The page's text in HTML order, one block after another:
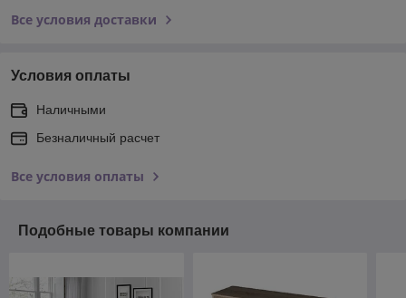
Все условия доставки
Условия оплаты
Наличными
Безналичный расчет
Все условия оплаты
Подобные товары компании